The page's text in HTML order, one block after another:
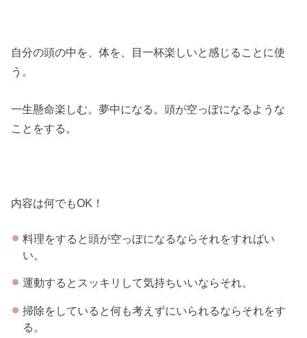
自分の頭の中を、体を、目一杯楽しいと感じることに使
う。
一生懸命楽しむ。夢中になる。頭が空っぽになるような
ことをする。
内容は何でもOK！
料理をすると頭が空っぽになるならそれをすればい
い。
運動するとスッキリして気持ちいいならそれ。
掃除をしていると何も考えずにいられるならそれをす
る。